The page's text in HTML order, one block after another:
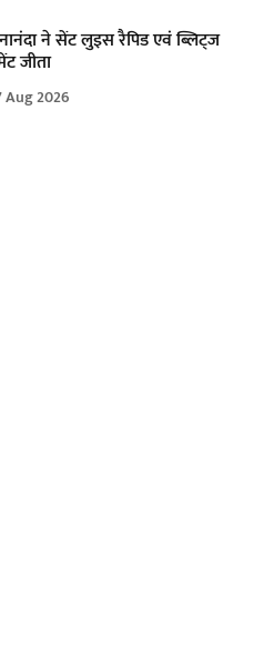
ने सेंट लुइस रैपिड एवं ब्लिट्ज
जीता
Aug 2026